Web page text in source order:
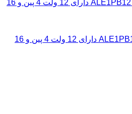
رله کتابی پاناسونیک مدل ALE1PB12 دارای 12 ولت 4 پین و 16